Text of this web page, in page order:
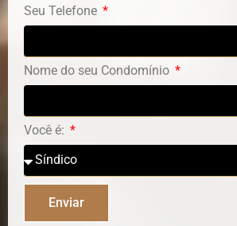
Seu Telefone
Nome do seu Condomínio
Você é:
Enviar